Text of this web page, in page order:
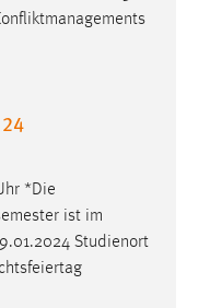
*Die
ist im
Studienort
wird in diesem Cookie
der Website.